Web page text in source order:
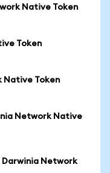
Native Token
Token
Native Token
Network Native
Darwinia Network